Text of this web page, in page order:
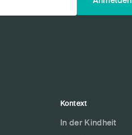
Kontext
In der Kindheit